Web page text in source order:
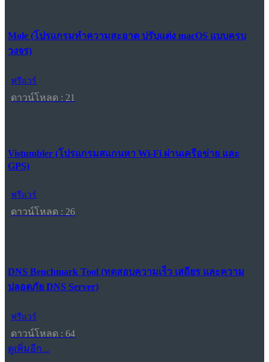
Mole (โปรแกรมทำความสะอาด ปรับแต่ง macOS แบบครบ
วงจร)
ฟรีแวร์
ดาวน์โหลด : 21
Vistumbler (โปรแกรมสแกนหา Wi-Fi ผ่านเครือข่าย และ
GPS)
ฟรีแวร์
ดาวน์โหลด : 26
DNS Benchmark Tool (ทดสอบความเร็ว เสถียร และความ
ปลอดภัย DNS Server)
ฟรีแวร์
ดาวน์โหลด : 64
ดูเพิ่มอีก...